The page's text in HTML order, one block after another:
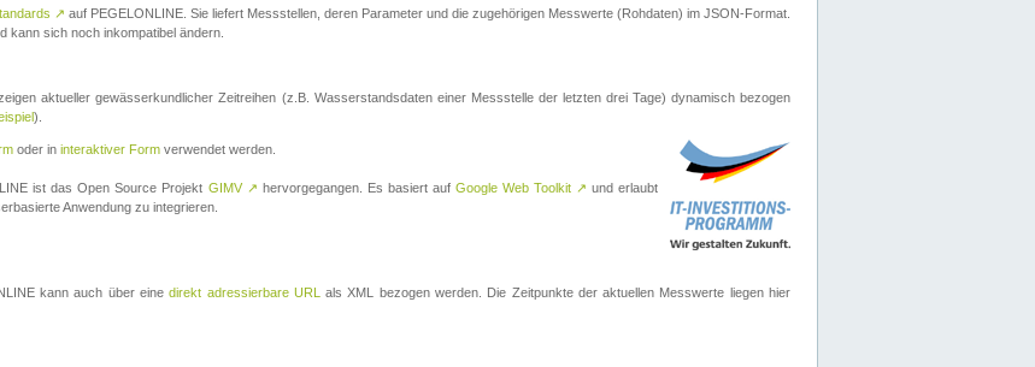
↗ auf PEGELONLINE. Sie liefert Messstellen, deren Parameter und die zugehörigen Messwerte (Rohdaten) im JSON-Format.
kann sich noch inkompatibel ändern.
aktueller gewässerkundlicher Zeitreihen (z.B. Wasserstandsdaten einer Messstelle der letzten drei Tage) dynamisch bezogen
).
oder in interaktiver Form verwendet werden.
ist das Open Source Projekt GIMV ↗ hervorgegangen. Es basiert auf Google Web Toolkit ↗ und erlaubt
Anwendung zu integrieren.
kann auch über einedirekt adressierbare URL
als XML bezogen werden. Die Zeitpunkte der aktuellen Messwerte liegen hier